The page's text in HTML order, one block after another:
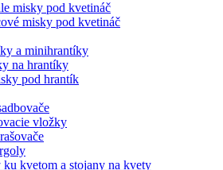
misky pod kvetináč
misky pod kvetináč
a minihrantíky
na hrantíky
pod hrantík
vložky
ku kvetom a stojany na kvety